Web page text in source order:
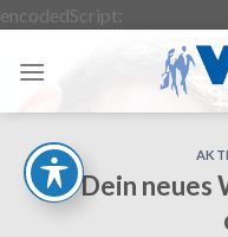
encodedScript:
springen
Dein neues